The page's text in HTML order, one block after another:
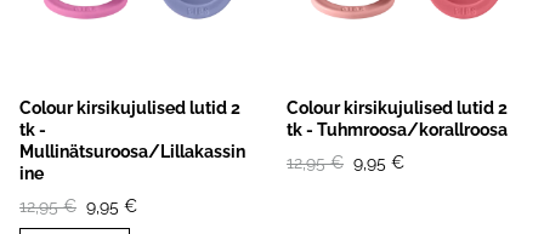
Colour kirsikujulised lutid 2
tk -
Mullinätsuroosa/Lillakassin
ine
12,95 € 9,95 €
Colour kirsikujulised lutid 2
tk - Tuhmroosa/korallroosa
12,95 € 9,95 €